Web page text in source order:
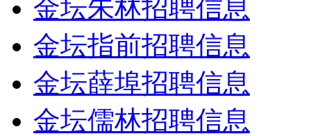
金坛朱林招聘信息
金坛指前招聘信息
金坛薛埠招聘信息
金坛儒林招聘信息